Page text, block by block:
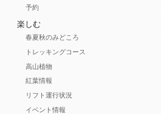
予約
楽しむ
春夏秋のみどころ
トレッキングコース
高山植物
紅葉情報
リフト運行状況
イベント情報